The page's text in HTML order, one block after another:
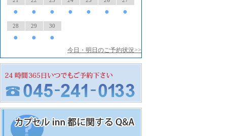
● ● ● ● ● ● ●
28
●
29
●
30
●
今日・明日のご予約状況>>